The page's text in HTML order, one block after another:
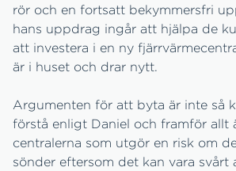
rör och en fortsatt bekymmersfri
hans uppdrag ingår att hjälpa de
att investera i en ny
är i huset och drar nytt.
Argumenten för att byta är inte så
förstå enligt Daniel och framför allt
centralerna som utgör en risk om
sönder eftersom det kan vara svårt